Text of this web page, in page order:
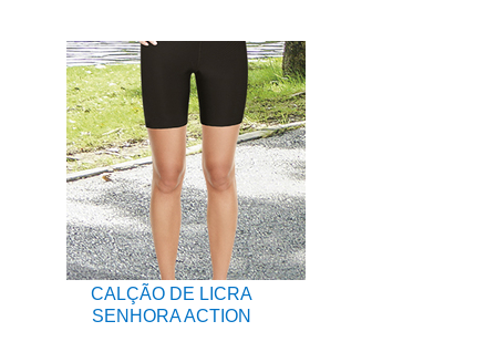
CALÇÃO DE LICRA
SENHORA ACTION